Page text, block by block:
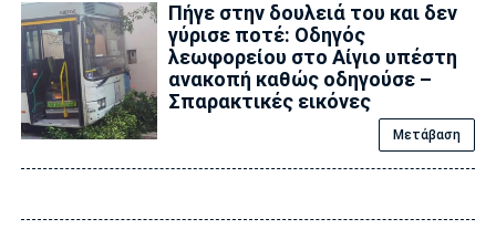
Πήγε στην δουλειά του και δεν
γύρισε ποτέ: Οδηγός
λεωφορείου στο Αίγιο υπέστη
ανακοπή καθώς οδηγούσε –
Σπαρακτικές εικόνες
Μετάβαση